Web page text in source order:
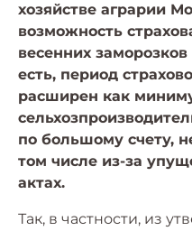
хозяйстве аграрии
возможность
весенних
есть, период
расширен как
по большому счету,
том числе из-за
актах.
Так, в частности, из